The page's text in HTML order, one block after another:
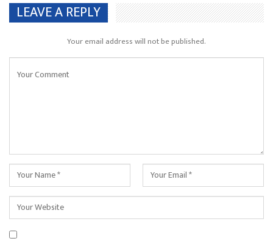
LEAVE A REPLY
Your email address will not be published.